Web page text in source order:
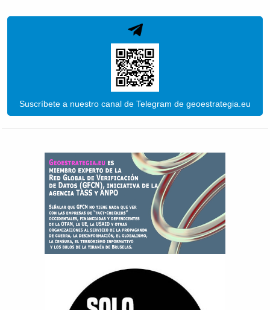
Suscríbete a nuestro canal de Telegram de geoestrategia.eu